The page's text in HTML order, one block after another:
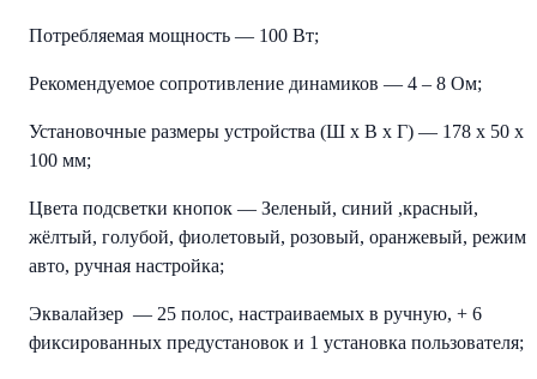
Потребляемая мощность — 100 Вт;
Рекомендуемое сопротивление динамиков — 4 – 8 Ом;
Установочные размеры устройства (Ш x В x Г) — 178 x 50 x
100 мм;
Цвета подсветки кнопок — Зеленый, синий ,красный,
жёлтый, голубой, фиолетовый, розовый, оранжевый, режим
авто, ручная настройка;
Эквалайзер — 25 полос, настраиваемых в ручную, + 6
фиксированных предустановок и 1 установка пользователя;